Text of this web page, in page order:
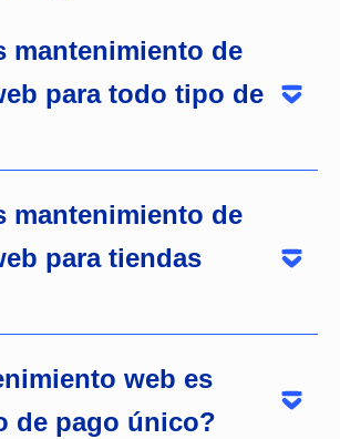
mantenimiento de
para todo tipo de
mantenimiento de
para tiendas
web es
de pago único?